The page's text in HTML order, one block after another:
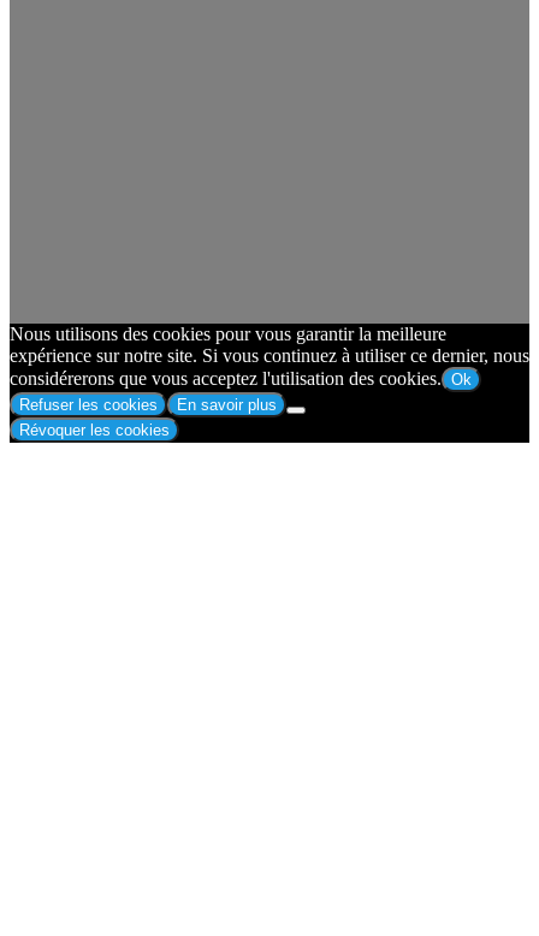
Nous utilisons des cookies pour vous garantir la meilleure
expérience sur notre site. Si vous continuez à utiliser ce dernier, nous
considérerons que vous acceptez l'utilisation des cookies. Ok
Refuser les cookies
En savoir plus
Révoquer les cookies